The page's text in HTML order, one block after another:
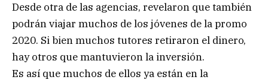
Desde otra de las agencias, revelaron que también
podrán viajar muchos de los jóvenes de la promo
2020. Si bien muchos tutores retiraron el dinero,
hay otros que mantuvieron la inversión.
Es así que muchos de ellos ya están en la